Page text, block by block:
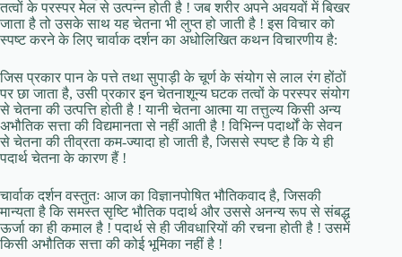
तत्वों के परस्पर मेल से उत्पन्न होती है ! जब शरीर अपने अवयवों में बिखर
जाता है तो उसके साथ यह चेतना भी लुप्त हो जाती है ! इस विचार को
स्पष्ट करने के लिए चार्वाक दर्शन का अधोलिखित कथन विचारणीय है:
जिस प्रकार पान के पत्ते तथा सुपाड़ी के चूर्ण के संयोग से लाल रंग होंठों
पर छा जाता है, उसी प्रकार इन चेतनाशून्य घटक तत्वों के परस्पर संयोग
से चेतना की उत्पत्ति होती है ! यानी चेतना आत्मा या तत्तुल्य किसी अन्य
अभौतिक सत्ता की विद्यमानता से नहीं आती है ! विभिन्न पदार्थों के सेवन
से चेतना की तीव्रता कम-ज्यादा हो जाती है, जिससे स्पष्ट है कि ये ही
पदार्थ चेतना के कारण हैं !
चार्वाक दर्शन वस्तुतः आज का विज्ञानपोषित भौतिकवाद है, जिसकी
मान्यता है कि समस्त सृष्टि भौतिक पदार्थ और उससे अनन्य रूप से संबद्ध
ऊर्जा का ही कमाल है ! पदार्थ से ही जीवधारियों की रचना होती है ! उसमें
किसी अभौतिक सत्ता की कोई भूमिका नहीं है !